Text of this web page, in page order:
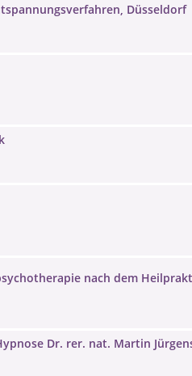
Düsseldorf
nach dem
Dr. rer. nat. Martin